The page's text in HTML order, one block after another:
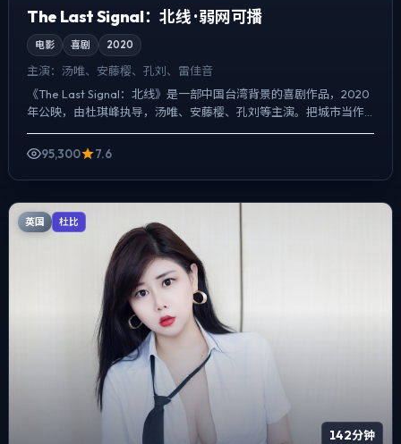
The Last Signal：北线 · 弱网可播
电影 喜剧 2020
主演： 汤唯、安藤樱、孔刘、雷佳音
《The Last Signal：北线》是一部中国台湾背景的喜剧作品，2020
年公映，由杜琪峰执导，汤唯、安藤樱、孔刘等主演。把城市当作
角色来写，夜景与雨声贯穿全片，喜剧桥段服...
95,300
7.6
英国 杜比
142分钟